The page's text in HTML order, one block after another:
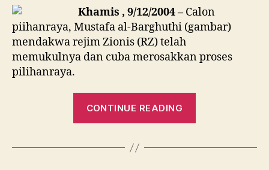
memukul
calon
pilihanraya
?
Khamis , 9/12/2004 – Calon
piihanraya, Mustafa al-Barghuthi (gambar)
mendakwa rejim Zionis (RZ) telah
memukulnya dan cuba merosakkan proses
pilihanraya.
CONTINUE READING
calon